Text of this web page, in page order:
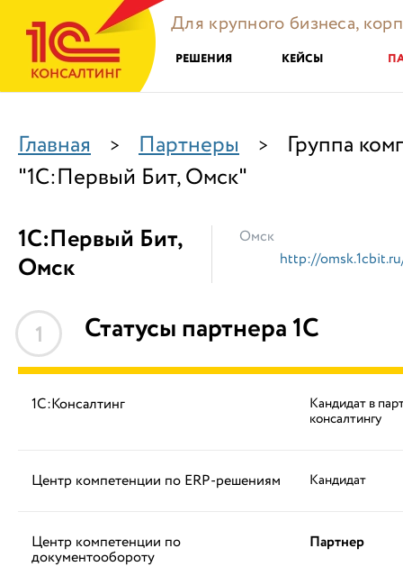
Для крупного бизнеса,
РЕШЕНИЯ КЕЙСЫ
Главная > Партнеры >
Группа
"1С:Первый Бит, Омск"
1С:Первый Бит,
Омск
Омск
http://
1 Статусы партнера 1С
1С:Консалтинг Кандидат в
консалтингу
Центр компетенции по ERP-решениям Кандидат
Центр компетенции по
документообороту
Партнер